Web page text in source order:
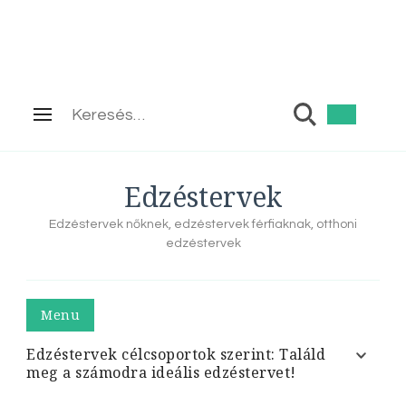
Keresés:
Edzéstervek
Edzéstervek nőknek, edzéstervek férfiaknak, otthoni
edzéstervek
Menu
Edzéstervek célcsoportok szerint: Találd
meg a számodra ideális edzéstervet!